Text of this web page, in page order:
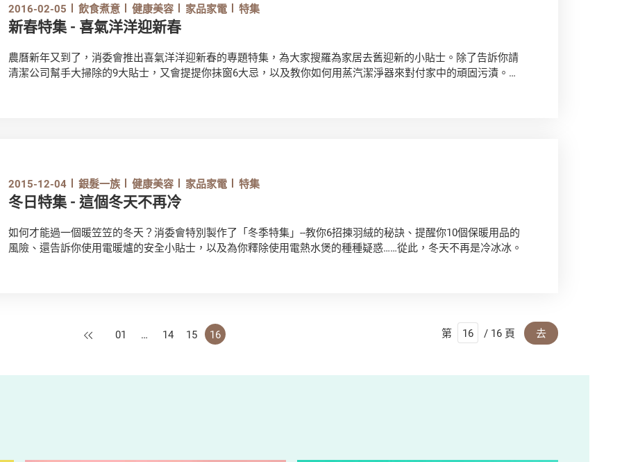
2016-02-05 飲食煮意 健康美容 家品家電 特集
新春特集 - 喜氣洋洋迎新春
農曆新年又到了，消委會推出喜氣洋洋迎新春的專題特集，為大家搜羅為家居去舊迎新的小貼士。除了告訴你請
清潔公司幫手大掃除的9大貼士，又會提提你抺窗6大忌，以及教你如何用蒸汽潔淨器來對付家中的頑固污漬。另
2015-12-04 銀髮一族 健康美容 家品家電 特集
冬日特集 - 這個冬天不再冷
如何才能過一個暖笠笠的冬天？消委會特別製作了「冬季特集」--教你6招揀羽絨的秘訣、提醒你10個保暖用品的
風險、還告訴你使用電暖爐的安全小貼士，以及為你釋除使用電熱水煲的種種疑惑……從此，冬天不再是冷冰冰。
上一頁
01 … 14 15 16 第 / 16 頁 去